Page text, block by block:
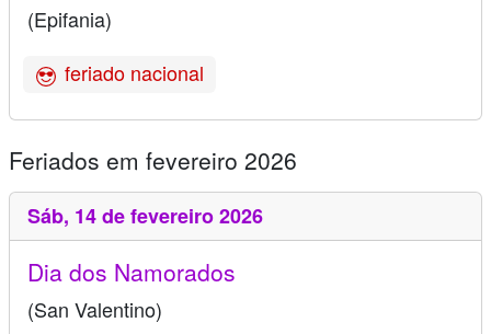
(Epifania)
feriado nacional
Feriados em fevereiro 2026
Sáb, 14 de fevereiro 2026
Dia dos Namorados
(San Valentino)